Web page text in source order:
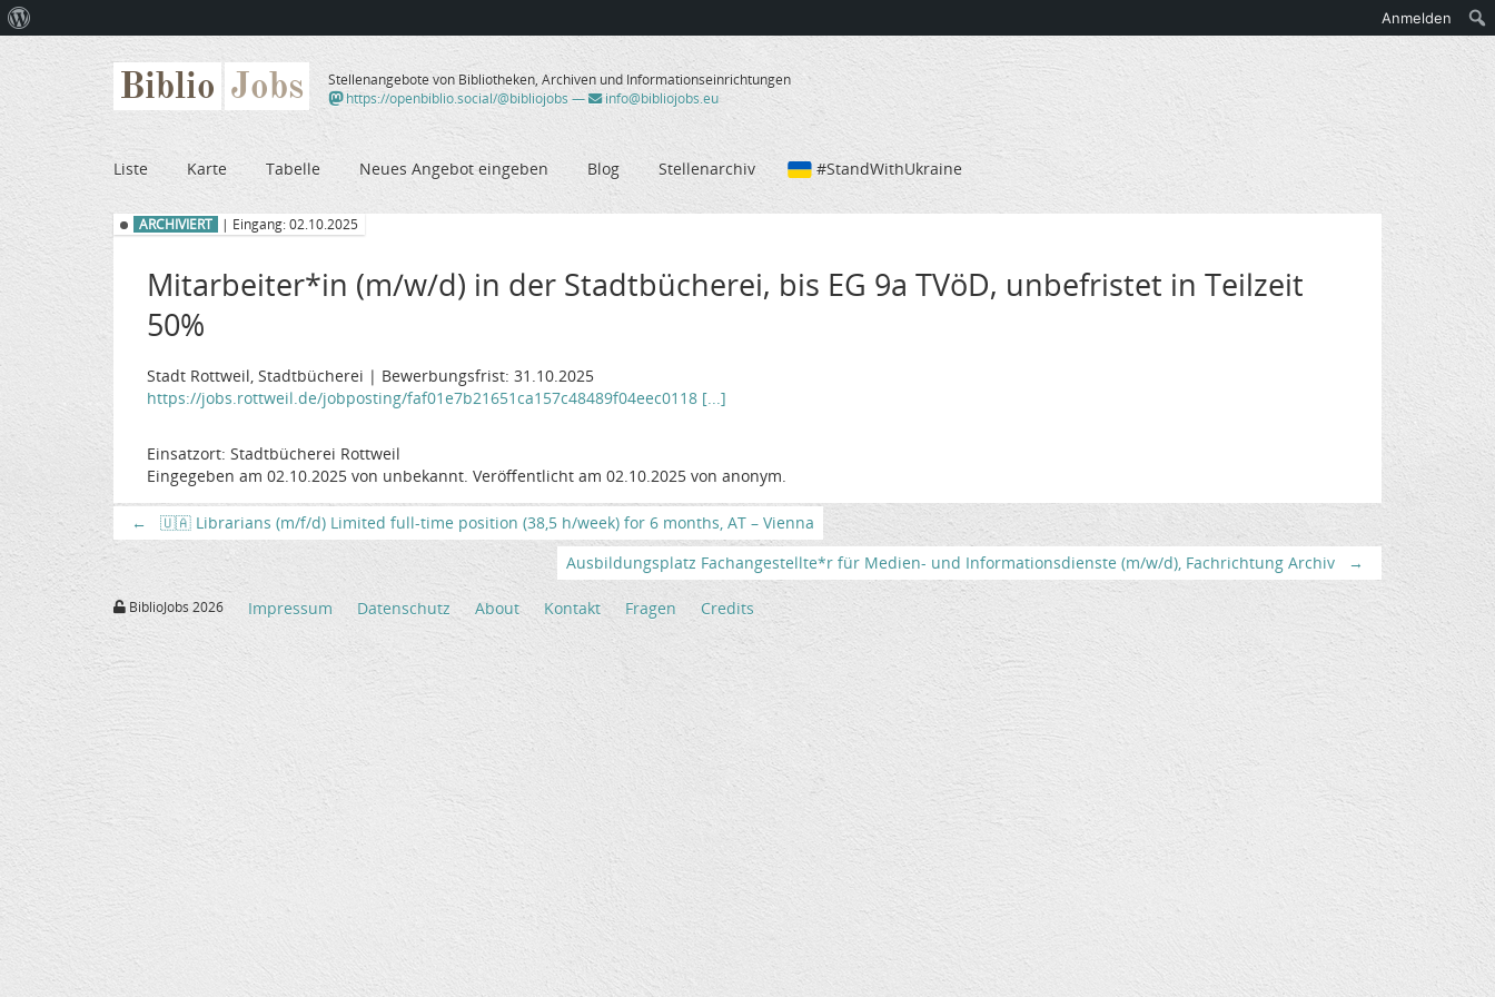
Biblio Jobs
Stellenangebote von Bibliotheken, Archiven und Informationseinrichtungen
https://openbiblio.social/@bibliojobs — info@bibliojobs.eu
Liste Karte Tabelle Neues Angebot eingeben Blog Stellenarchiv #StandWithUkraine
ARCHIVIERT | Eingang: 02.10.2025
Mitarbeiter*in (m/w/d) in der Stadtbücherei, bis EG 9a TVöD, unbefristet in Teilzeit
50%
Stadt Rottweil, Stadtbücherei | Bewerbungsfrist: 31.10.2025
https://jobs.rottweil.de/jobposting/faf01e7b21651ca157c48489f04eec0118 [...]
Einsatzort: Stadtbücherei Rottweil
Eingegeben am 02.10.2025 von unbekannt. Veröffentlicht am 02.10.2025 von anonym.
←
🇺🇦 Librarians (m/f/d) Limited full-time position (38,5 h/week) for 6 months, AT – Vienna
Ausbildungsplatz Fachangestellte*r für Medien- und Informationsdienste (m/w/d), Fachrichtung Archiv
→
BiblioJobs 2026 Impressum Datenschutz About Kontakt Fragen Credits
WordPress
Anmelden